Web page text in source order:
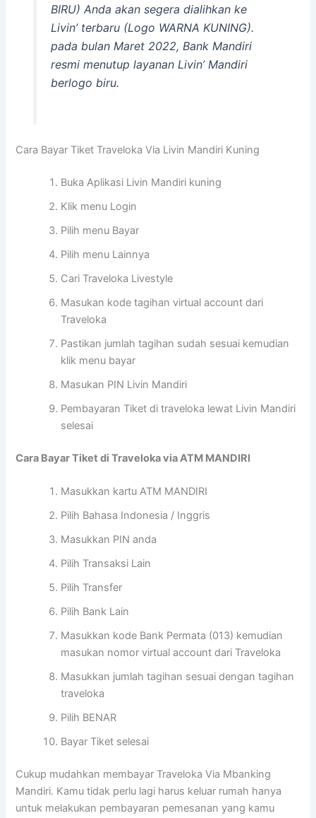
BIRU) Anda akan segera dialihkan ke
Livin’ terbaru (Logo WARNA KUNING).
pada bulan Maret 2022, Bank Mandiri
resmi menutup layanan Livin’ Mandiri
berlogo biru.
Cara Bayar Tiket Traveloka Via Livin Mandiri Kuning
Buka Aplikasi Livin Mandiri kuning
Klik menu Login
Pilih menu Bayar
Pilih menu Lainnya
Cari Traveloka Livestyle
Masukan kode tagihan virtual account dari
Traveloka
Pastikan jumlah tagihan sudah sesuai kemudian
klik menu bayar
Masukan PIN Livin Mandiri
Pembayaran Tiket di traveloka lewat Livin Mandiri
selesai
Cara Bayar Tiket di Traveloka via ATM MANDIRI
Masukkan kartu ATM MANDIRI
Pilih Bahasa Indonesia / Inggris
Masukkan PIN anda
Pilih Transaksi Lain
Pilih Transfer
Pilih Bank Lain
Masukkan kode Bank Permata (013) kemudian
masukan nomor virtual account dari Traveloka
Masukkan jumlah tagihan sesuai dengan tagihan
traveloka
Pilih BENAR
Bayar Tiket selesai
Cukup mudahkan membayar Traveloka Via Mbanking
Mandiri. Kamu tidak perlu lagi harus keluar rumah hanya
untuk melakukan pembayaran pemesanan yang kamu